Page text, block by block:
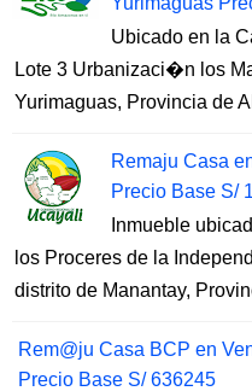
Ubicado en la
Lote 3 Urbanizaci�n los
Yurimaguas, Provincia de
Remaju Casa
Precio Base S/
Inmueble
los Proceres de la
distrito de Manantay,
Rem@ju Casa BCP en
Precio Base S/ 636245